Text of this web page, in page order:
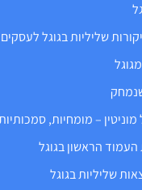
שליליות בגוגל לעסקים
שנמחק
מוניטין – מומחיות,
הראשון בגוגל
שליליות בגוגל